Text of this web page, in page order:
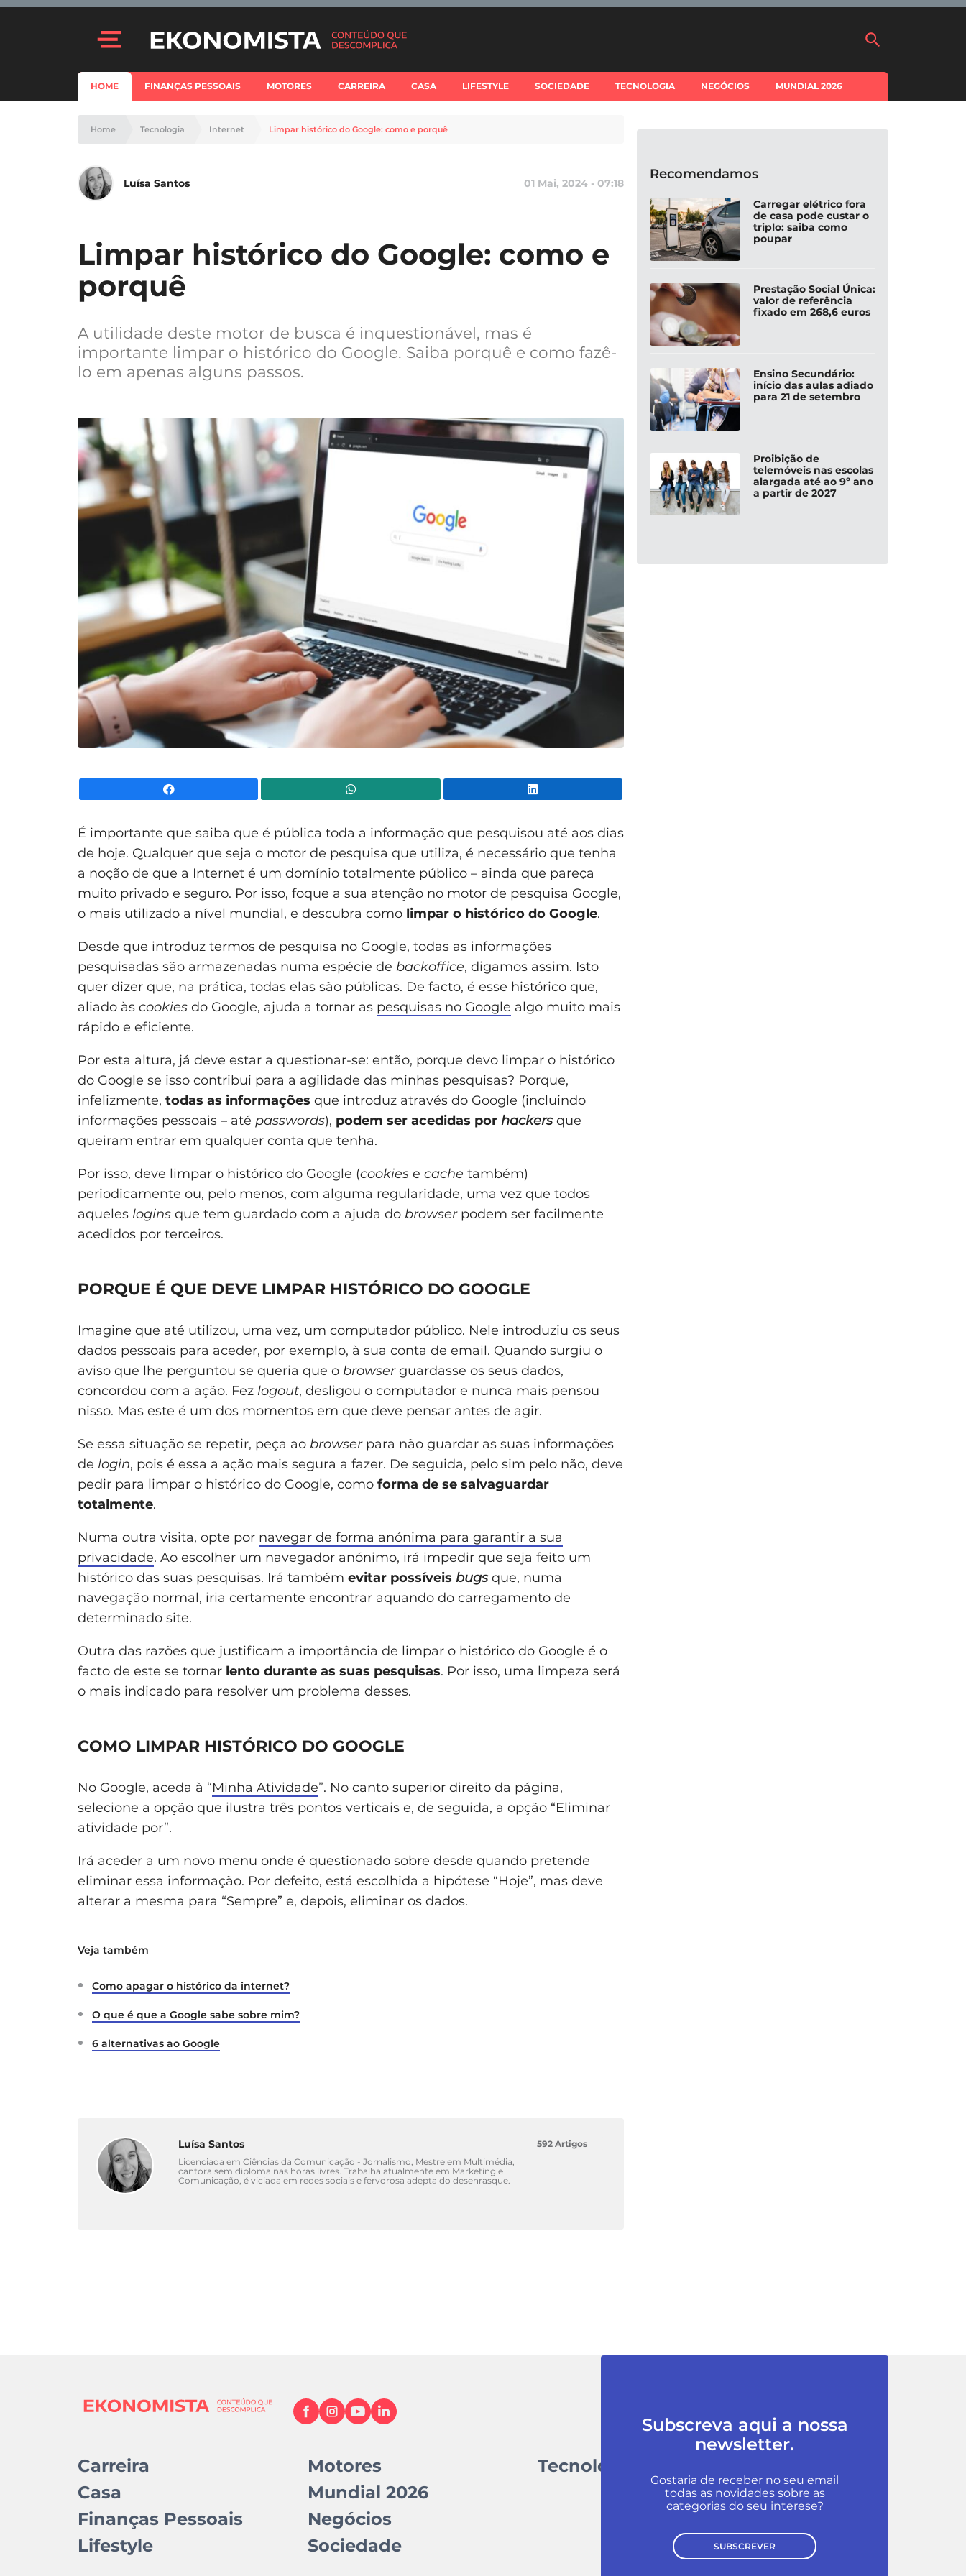
HOME FINANÇAS PESSOAIS MOTORES CARREIRA CASA LIFESTYLE SOCIEDADE TECNOLOGIA NEGÓCIOS MUNDIAL 2026
Home Tecnologia Internet Limpar histórico do Google: como e porquê
Luísa Santos 01 Mai, 2024 - 07:18
Limpar histórico do Google: como e
porquê
A utilidade deste motor de busca é inquestionável, mas é
importante limpar o histórico do Google. Saiba porquê e como fazê-
lo em apenas alguns passos.
É importante que saiba que é pública toda a informação que pesquisou até aos dias
de hoje. Qualquer que seja o motor de pesquisa que utiliza, é necessário que tenha
a noção de que a Internet é um domínio totalmente público – ainda que pareça
muito privado e seguro. Por isso, foque a sua atenção no motor de pesquisa Google,
o mais utilizado a nível mundial, e descubra como limpar o histórico do Google.
Desde que introduz termos de pesquisa no Google, todas as informações
pesquisadas são armazenadas numa espécie de backoffice, digamos assim. Isto
quer dizer que, na prática, todas elas são públicas. De facto, é esse histórico que,
aliado às cookies do Google, ajuda a tornar as pesquisas no Google algo muito mais
rápido e eficiente.
Por esta altura, já deve estar a questionar-se: então, porque devo limpar o histórico
do Google se isso contribui para a agilidade das minhas pesquisas? Porque,
infelizmente, todas as informações que introduz através do Google (incluindo
informações pessoais – até passwords), podem ser acedidas por hackers que
queiram entrar em qualquer conta que tenha.
Por isso, deve limpar o histórico do Google (cookies e cache também)
periodicamente ou, pelo menos, com alguma regularidade, uma vez que todos
aqueles logins que tem guardado com a ajuda do browserpodem ser facilmente
acedidos por terceiros.
PORQUE É QUE DEVE LIMPAR HISTÓRICO DO GOOGLE
Imagine que até utilizou, uma vez, um computador público. Nele introduziu os seus
dados pessoais para aceder, por exemplo, à sua conta de email. Quando surgiu o
aviso que lhe perguntou se queria que o browserguardasse os seus dados,
concordou com a ação. Fez logout, desligou o computador e nunca mais pensou
nisso. Mas este é um dos momentos em que deve pensar antes de agir.
Se essa situação se repetir, peça ao browserpara não guardar as suas informações
de login, pois é essa a ação mais segura a fazer. De seguida, pelo sim pelo não, deve
pedir para limpar o histórico do Google, como forma de se salvaguardar
totalmente.
Numa outra visita, opte por navegar de forma anónima para garantir a sua
privacidade. Ao escolher um navegador anónimo, irá impedir que seja feito um
histórico das suas pesquisas. Irá também evitar possíveis bugs que, numa
navegação normal, iria certamente encontrar aquando do carregamento de
determinado site.
Outra das razões que justificam a importância de limpar o histórico do Google é o
facto de este se tornar lento durante as suas pesquisas. Por isso, uma limpeza será
o mais indicado para resolver um problema desses.
COMO LIMPAR HISTÓRICO DO GOOGLE
No Google, aceda à “Minha Atividade”. No canto superior direito da página,
selecione a opção que ilustra três pontos verticais e, de seguida, a opção “Eliminar
atividade por”.
Irá aceder a um novo menu onde é questionado sobre desde quando pretende
eliminar essa informação. Por defeito, está escolhida a hipótese “Hoje”, mas deve
alterar a mesma para “Sempre” e, depois, eliminar os dados.
Veja também
Como apagar o histórico da internet?
O que é que a Google sabe sobre mim?
6 alternativas ao Google
Luísa Santos
Licenciada em Ciências da Comunicação - Jornalismo, Mestre em Multimédia,
cantora sem diploma nas horas livres. Trabalha atualmente em Marketing e
Comunicação, é viciada em redes sociais e fervorosa adepta do desenrasque.
592 Artigos
Recomendamos
Carregar elétrico fora
de casa pode custar o
triplo: saiba como
poupar
Prestação Social Única:
valor de referência
fixado em 268,6 euros
Ensino Secundário:
início das aulas adiado
para 21 de setembro
Proibição de
telemóveis nas escolas
alargada até ao 9º ano
a partir de 2027
Carreira
Casa
Finanças Pessoais
Lifestyle
Motores
Mundial 2026
Negócios
Sociedade
Tecnologia
Subscreva aqui a nossa
newsletter.
Gostaria de receber no seu email
todas as novidades sobre as
categorias do seu interese?
SUBSCREVER